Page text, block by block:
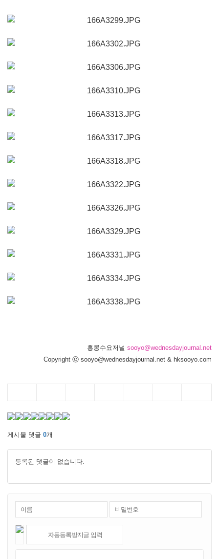
홍콩수요저널 sooyo@wednesdayjournal.net
Copyright ⓒ sooyo@wednesdayjournal.net & hksooyo.com
게시물 댓글 0개
등록된 댓글이 없습니다.